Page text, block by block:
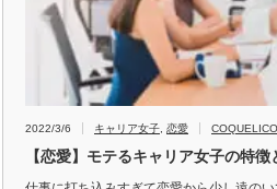
2022/3/6 キャリア女子 恋愛
【恋愛】モテるキャリア女子の特徴